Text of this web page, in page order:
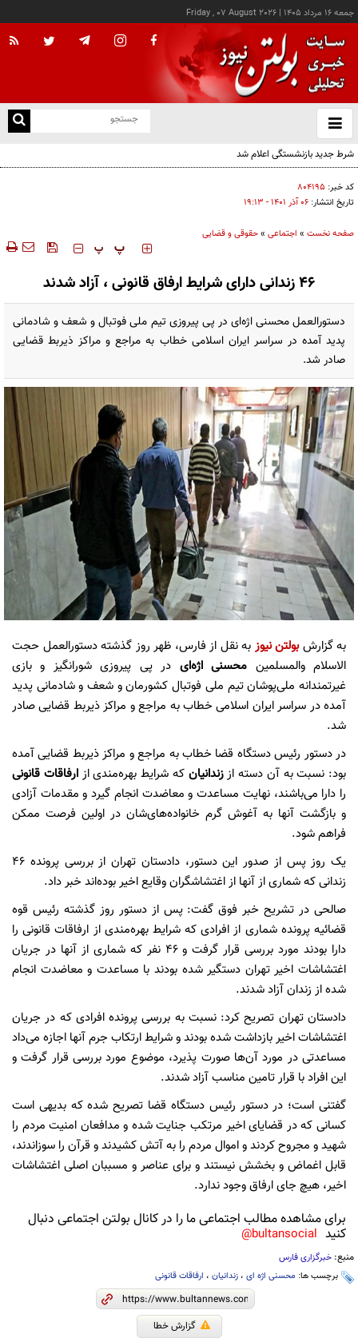
جمعه ۱۶ مرداد ۱۴۰۵ |
Friday , 07 August 2026
باز
و
شرط جدید بازنشستگی اعلام شد
کد خبر: ۸۰۴۱۹۵
تاریخ انتشار: ۰۶ آذر ۱۴۰۱ - ۱۹:۱۳
صفحه نخست » اجتماعی »حقوقی و قضایی
‍‍‍ پ پ
۴۶ زندانی دارای شرایط ارفاق قانونی ، آزاد شدند
دستورالعمل محسنی اژه‌ای در پی پیروزی تیم ملی فوتبال و شعف و شادمانی
پدید آمده در سراسر ایران اسلامی خطاب به مراجع و مراکز ذیربط قضایی
صادر شد.
به گزارش بولتن نیوز به نقل از فارس، ظهر روز گذشته دستورالعمل حجت
الاسلام والمسلمین محسنی اژه‌ای در پی پیروزی شورانگیز و بازی
غیرتمندانه ملی‌پوشان تیم ملی فوتبال کشورمان و شعف و شادمانی پدید
آمده در سراسر ایران اسلامی خطاب به مراجع و مراکز ذیربط قضایی صادر
شد.
در دستور رئیس دستگاه قضا خطاب به مراجع و مراکز ذیربط قضایی آمده
بود: نسبت به آن دسته اززندانیان که شرایط بهره‌مندی ازارفاقات قانونی
را دارا می‌باشند، نهایت مساعدت و معاضدت انجام گیرد و مقدمات آزادی
و بازگشت آنها به آغوش گرم خانواده‌های‌شان در اولین فرصت ممکن
فراهم شود.
یک روز پس از صدور این دستور، دادستان تهران از بررسی پرونده ۴۶
زندانی که شماری از آنها از اغتشاشگران وقایع اخیر بوده‌‌اند خبر داد.
صالحی در تشریح خبر فوق گفت: پس از دستور روز گذشته رئیس قوه
قضائیه پرونده شماری از افرادی که شرایط بهره‌مندی از ارفاقات قانونی را
دارا بودند مورد بررسی قرار گرفت و ۴۶ نفر که شماری از آنها در جریان
اغتشاشات اخیر تهران دستگیر شده بودند با مساعدت و معاضدت انجام
شده از زندان آزاد شدند.
دادستان تهران تصریح کرد: نسبت به بررسی پرونده‌ افرادی که در جریان
اغتشاشات اخیر بازداشت شده بودند و شرایط ارتکاب جرم آنها اجازه می‌داد
مساعدتی در مورد آن‌ها صورت پذیرد، موضوع مورد بررسی قرار گرفت و
این افراد با قرار تامین مناسب آزاد شدند.
گفتنی است؛ در دستور رئیس دستگاه قضا تصریح شده که بدیهی است
کسانی که در قضایای اخیر مرتکب جنایت شده و مدافعان امنیت مردم را
شهید و مجروح کردند و اموال مردم را به آتش کشیدند و قرآن را سوزاندند،
قابل اغماض و بخشش نیستند و برای عناصر و مسببان اصلی اغتشاشات
اخیر، هیچ جای ارفاق وجود ندارد.
برای مشاهده مطالب اجتماعی ما را در کانال بولتن اجتماعی دنبال
کنید bultansocial@
منبع: خبرگزاری فارس
برچسب ها: محسنی اژه ای ، زندانیان ، ارفاقات قانونی
گزارش خطا